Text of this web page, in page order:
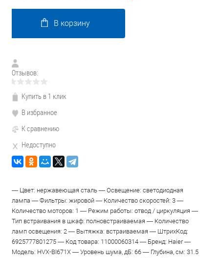
В корзину
Отзывов:
Купить в 1 клик
В избранное
К сравнению
Недоступно
— Цвет: нержавеющая сталь — Освещение: светодиодная
лампа — Фильтры: жировой — Количество скоростей: 3 —
Количество моторов: 1 — Режим работы: отвод / циркуляция —
Тип встраивания в шкаф: полновстраиваемая — Количество
ламп освещения: 2 — Вытяжка: встраиваемая — ШтрихКод:
6925777801275 — Код товара: 11000060314 — Бренд: Haier —
Модель: HVX-BI671X — Уровень шума, дБ: 66 — Глубина, см: 31.5